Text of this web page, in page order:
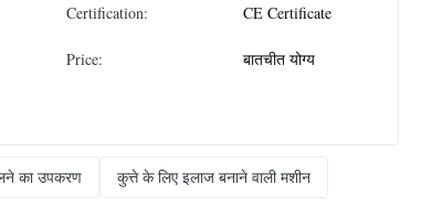
Certification: CE Certificate
Price: बातचीत योग्य
का उपकरण
कुत्ते के लिए इलाज बनाने वाली मशीन